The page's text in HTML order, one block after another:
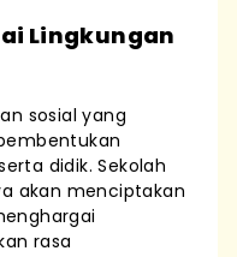
Lingkungan
sosial yang
didik. Sekolah
akan menciptakan
rasa